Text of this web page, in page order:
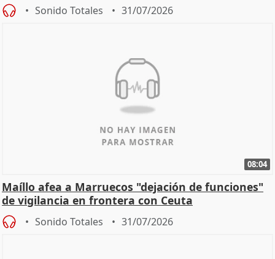
Sonido Totales 31/07/2026
08:04
Maíllo afea a Marruecos "dejación de funciones"
de vigilancia en frontera con Ceuta
Sonido Totales 31/07/2026